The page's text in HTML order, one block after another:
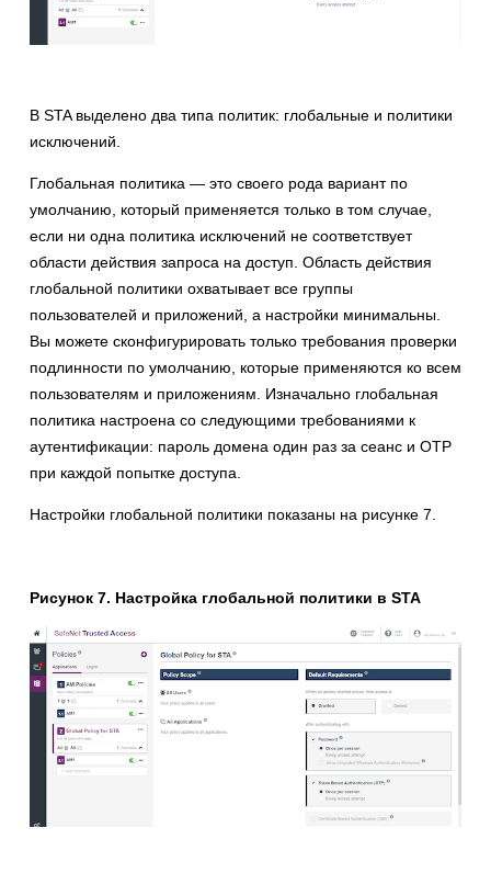
В STA выделено два типа политик: глобальные и политики
исключений.
Глобальная политика — это своего рода вариант по
умолчанию, который применяется только в том случае,
если ни одна политика исключений не соответствует
области действия запроса на доступ. Область действия
глобальной политики охватывает все группы
пользователей и приложений, а настройки минимальны.
Вы можете сконфигурировать только требования проверки
подлинности по умолчанию, которые применяются ко всем
пользователям и приложениям. Изначально глобальная
политика настроена со следующими требованиями к
аутентификации: пароль домена один раз за сеанс и OTP
при каждой попытке доступа.
Настройки глобальной политики показаны на рисунке 7.
Рисунок 7. Настройка глобальной политики в STA